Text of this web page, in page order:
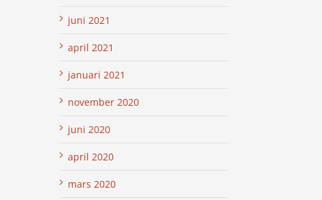
juni 2021
april 2021
januari 2021
november 2020
juni 2020
april 2020
mars 2020